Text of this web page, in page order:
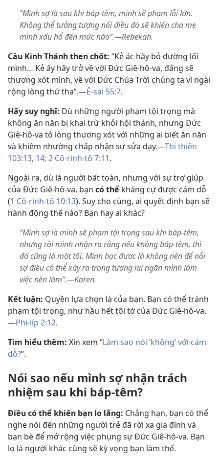
“Mình sợ là sau khi báp-têm, mình sẽ phạm lỗi lớn.
Không thể tưởng tượng nổi điều đó sẽ khiến cha mẹ
mình xấu hổ đến mức nào”.—Rebekah.
Câu Kinh Thánh then chốt: “Kẻ ác hãy bỏ đường lối
mình… Kẻ ấy hãy trở về với Đức Giê-hô-va, đấng sẽ
thương xót mình, về với Đức Chúa Trời chúng ta vì ngài
rộng lòng thứ tha”.​—Ê-sai 55:7.
Hãy suy nghĩ: Dù những người phạm tội trọng mà
không ăn năn bị khai trừ khỏi hội thánh, nhưng Đức
Giê-hô-va tỏ lòng thương xót với những ai biết ăn năn
và khiêm nhường chấp nhận sự sửa dạy.​—Thi thiên
103:13, 14; 2 Cô-rinh-tô 7:11.
Ngoài ra, dù là người bất toàn, nhưng với sự trợ giúp
của Đức Giê-hô-va, bạn có thể kháng cự được cám dỗ
(1 Cô-rinh-tô 10:13). Suy cho cùng, ai quyết định bạn sẽ
hành động thế nào? Bạn hay ai khác?
“Mình sợ là mình sẽ phạm tội trọng sau khi báp-têm,
nhưng rồi mình nhận ra rằng nếu không báp-têm, thì
đó cũng là một tội. Mình học được là không nên để nỗi
sợ điều có thể xảy ra trong tương lai ngăn mình làm
việc nên làm”.—Karen.
Kết luận: Quyền lựa chọn là của bạn. Bạn có thể tránh
phạm tội trọng, như hầu hết tôi tớ của Đức Giê-hô-va.​
—Phi-líp 2:12.
Tìm hiểu thêm: Xin xem “Làm sao nói ‘không’ với cám
dỗ?”.
Nói sao nếu mình sợ nhận trách
nhiệm sau khi báp-têm?
Điều có thể khiến bạn lo lắng: Chẳng hạn, bạn có thể
nghe nói đến những người trẻ đã rời xa gia đình và
bạn bè để mở rộng việc phụng sự Đức Giê-hô-va. Bạn
lo là người khác cũng sẽ kỳ vọng bạn làm thế.